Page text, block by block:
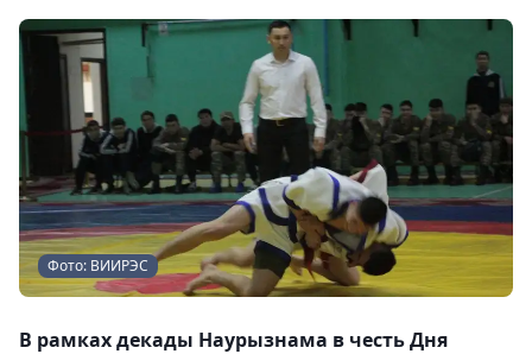
Фото: ВИИРЭС
В рамках декады Наурызнама в честь Дня